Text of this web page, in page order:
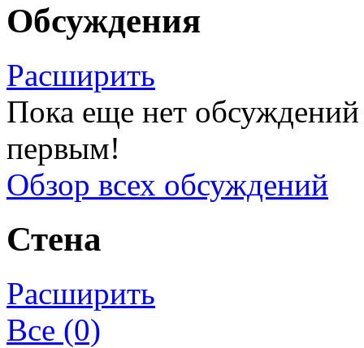
Обсуждения
Расширить
Пока еще нет
первым!
Обзор всех обсуждений
Стена
Расширить
Все (0)